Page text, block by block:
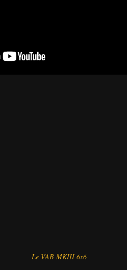
Le VAB MKIII 6x6